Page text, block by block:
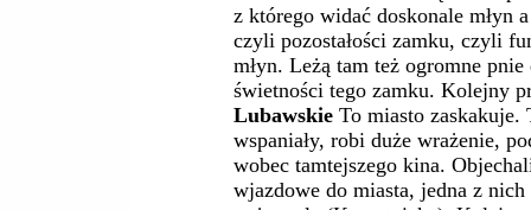
z którego widać doskonale młyn
czyli pozostałości zamku, czyli
młyn. Leżą tam też ogromne
świetności tego zamku. Kolejny
Lubawskie To miasto zaskakuje.
wspaniały, robi duże wrażenie,
wobec tamtejszego kina.
wjazdowe do miasta, jedna z